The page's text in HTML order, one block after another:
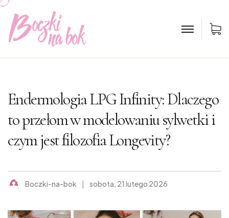
Endermologia LPG Infinity: Dlaczego
to przełom w modelowaniu sylwetki i
czym jest filozofia Longevity?
Boczki-na-bok sobota, 21 lutego 2026